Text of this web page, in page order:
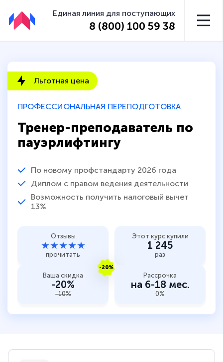
Единая линия для поступающих
8 (800) 100 59 38
ПРОФЕССИОНАЛЬНАЯ ПЕРЕПОДГОТОВКА
Тренер-преподаватель по
пауэрлифтингу
По новому профстандарту 2026 года
Диплом с правом ведения деятельности
Возможность получить налоговый вычет
13%
Льготная цена
Отзывы
★★★★★
прочитать
Этот курс купили
1 245
раз
-20%
Ваша скидка
-20%
-10%
Рассрочка
на 6-18 мес.
0%